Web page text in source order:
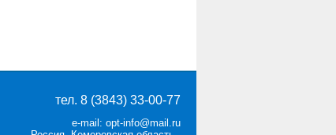
тел. 8 (3843) 33-00-77
e-mail: opt-info@mail.ru